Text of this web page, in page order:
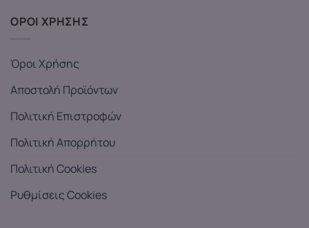
ΟΡΟΙ ΧΡΗΣΗΣ
Όροι Χρήσης
Αποστολή Προϊόντων
Πολιτική Επιστροφών
Πολιτική Απορρήτου
Πολιτική Cookies
Ρυθμίσεις Cookies